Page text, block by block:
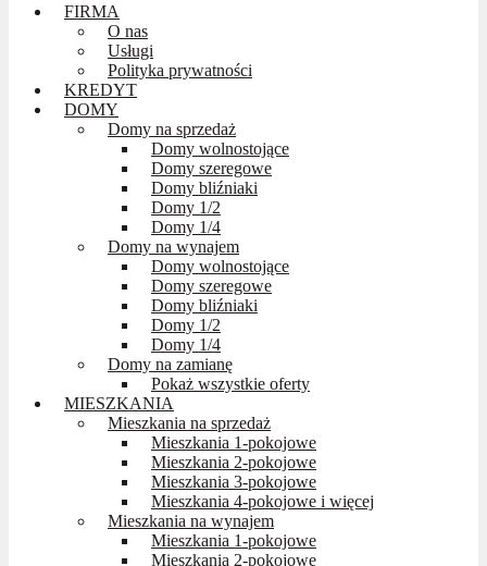
FIRMA
O nas
Usługi
Polityka prywatności
KREDYT
DOMY
Domy na sprzedaż
Domy wolnostojące
Domy szeregowe
Domy bliźniaki
Domy 1/2
Domy 1/4
Domy na wynajem
Domy wolnostojące
Domy szeregowe
Domy bliźniaki
Domy 1/2
Domy 1/4
Domy na zamianę
Pokaż wszystkie oferty
MIESZKANIA
Mieszkania na sprzedaż
Mieszkania 1-pokojowe
Mieszkania 2-pokojowe
Mieszkania 3-pokojowe
Mieszkania 4-pokojowe i więcej
Mieszkania na wynajem
Mieszkania 1-pokojowe
Mieszkania 2-pokojowe